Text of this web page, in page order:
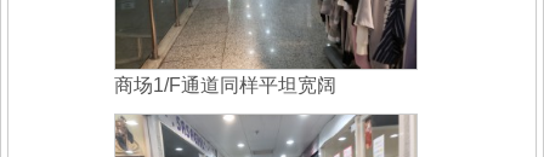
商场1/F通道同样平坦宽阔